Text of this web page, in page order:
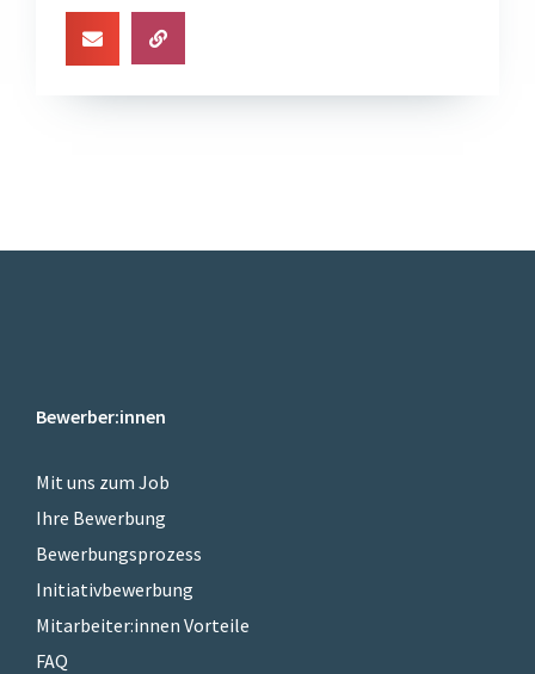
Bewerber:innen
Mit uns zum Job
Ihre Bewerbung
Bewerbungsprozess
Initiativbewerbung
Mitarbeiter:innen Vorteile
FAQ